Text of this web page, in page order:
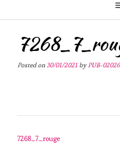
Posted on 30/01/2021 byPUB-
Post
7268_7_rouge